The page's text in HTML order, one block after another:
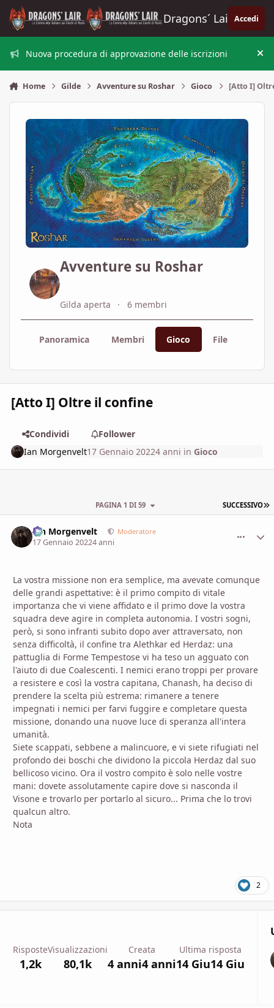
Vai al contenuto
Dragons´ Lair Accedi
Nuova procedura di approvazione delle iscrizioni
Home Gilde Avventure su Roshar Gioco [Atto I]
Avventure su Roshar
Gilda aperta 6 membri
Panoramica Membri Gioco File
[Atto I] Oltre il confine
Condividi
Follower
Ian Morgenvelt17 Gennaio 20224 anni in Gioco
SUCCESSIVO
PAGINA 1 DI 59
Ian Morgenvelt Moderatore
17 Gennaio 20224 anni
La vostra missione non era semplice, ma avevate comunque
delle grandi aspettative: è il primo compito di vitale
importanza che vi viene affidato e il primo dove la vostra
squadra deve agire in completa autonomia. I vostri sogni,
però, si sono infranti subito dopo aver attraversato, non
senza difficoltà, il confine tra Alethkar ed Herdaz: una
pattuglia di Forme Tempestose vi ha teso un agguato con
l'aiuto di due Coalescenti. I nemici erano troppi per provare
a resistere e così la vostra capitana, Chanash, ha deciso di
prendere la scelta più estrema: rimanere a tenere
impegnati i nemici per farvi fuggire e completare questa
missione, donando una nuove luce di speranza all'intera
umanità.
Siete scappati, sebbene a malincuore, e vi siete rifugiati nel
profondo dei boschi che dividono la piccola Herdaz dal suo
bellicoso vicino. Ora il vostro compito è solo nelle vostre
mani: dovete assolutamente capire dove si nasconda il
Visone e trovarlo per portarlo al sicuro... Prima che lo trovi
qualcun altro.
Nota
2
Risposte
1,2k
Visualizzazioni
80,1k
Creata
4 anni4 anni
Ultima risposta
14 Giu14 Giu